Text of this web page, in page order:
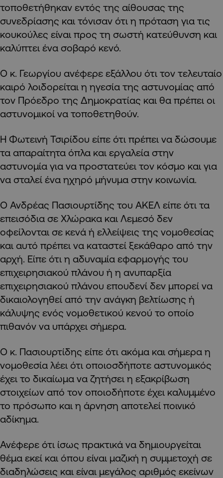
τοποθετήθηκαν εντός της αίθουσας της
συνεδρίασης και τόνισαν ότι η πρόταση για τις
κουκούλες είναι προς τη σωστή κατεύθυνση και
καλύπτει ένα σοβαρό κενό.
Ο κ. Γεωργίου ανέφερε εξάλλου ότι τον τελευταίο
καιρό λοιδορείται η ηγεσία της αστυνομίας από
τον Πρόεδρο της Δημοκρατίας και θα πρέπει οι
αστυνομικοί να τοποθετηθούν.
Η Φωτεινή Τσιρίδου είπε ότι πρέπει να δώσουμε
τα απαραίτητα όπλα και εργαλεία στην
αστυνομία για να προστατεύει τον κόσμο και για
να σταλεί ένα ηχηρό μήνυμα στην κοινωνία.
Ο Ανδρέας Πασιουρτίδης του ΑΚΕΛ είπε ότι τα
επεισόδια σε Χλώρακα και Λεμεσό δεν
οφείλονται σε κενά ή ελλείψεις της νομοθεσίας
και αυτό πρέπει να καταστεί ξεκάθαρο από την
αρχή. Είπε ότι η αδυναμία εφαρμογής του
επιχειρησιακού πλάνου ή η ανυπαρξία
επιχειρησιακού πλάνου επουδενί δεν μπορεί να
δικαιολογηθεί από την ανάγκη βελτίωσης ή
κάλυψης ενός νομοθετικού κενού το οποίο
πιθανόν να υπάρχει σήμερα.
Ο κ. Πασιουρτίδης είπε ότι ακόμα και σήμερα η
νομοθεσία λέει ότι οποιοσδήποτε αστυνομικός
έχει το δικαίωμα να ζητήσει η εξακρίβωση
στοιχείων από τον οποιοδήποτε έχει καλυμμένο
το πρόσωπο και η άρνηση αποτελεί ποινικό
αδίκημα.
Ανέφερε ότι ίσως πρακτικά να δημιουργείται
θέμα εκεί και όπου είναι μαζική η συμμετοχή σε
διαδηλώσεις και είναι μεγάλος αριθμός εκείνων